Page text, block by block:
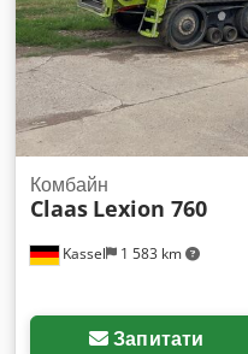
Kassel 1 583 km
Комбайн
Claas Lexion 760
Запитати